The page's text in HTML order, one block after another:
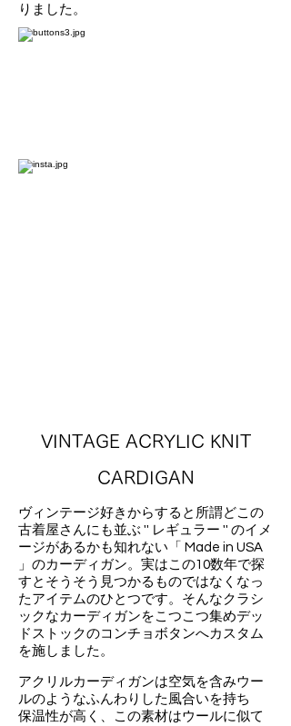
りました。
VINTAGE ACRYLIC KNIT
CARDIGAN
ヴィンテージ好きからすると所謂どこの
古着屋さんにも並ぶ '' レギュラー '' のイメ
ージがあるかも知れない「 Made in USA
」のカーディガン。実はこの10数年で探
すとそうそう見つかるものではなくなっ
たアイテムのひとつです。そんなクラシ
ックなカーディガンをこつこつ集めデッ
ドストックのコンチョボタンへカスタム
を施しました。
アクリルカーディガンは空気を含みウー
ルのようなふんわりした風合いを持ち
保温性が高く、この素材はウールに似て